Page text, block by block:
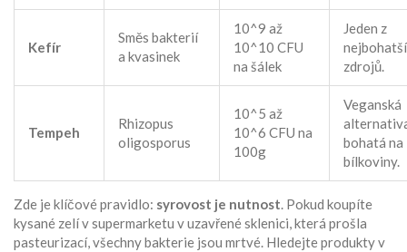
Kefír
Směs bakterií
a kvasinek
10^9 až
10^10 CFU
na šálek
Jeden z
zdrojů.
Tempeh
Rhizopus
oligosporus
10^5 až
10^6 CFU na
100g
Veganská
bohatá na
bílkoviny.
Zde je klíčové pravidlo: syrovost je nutnost. Pokud koupíte
kysané zelí v supermarketu v uzavřené sklenici, která prošla
pasteurizací, všechny bakterie jsou mrtvé. Hledejte produkty v